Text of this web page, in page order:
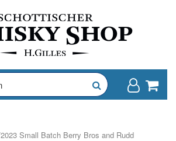
Small Batch Berry Bros and Rudd